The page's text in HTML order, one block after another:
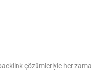
çözümleriyle her